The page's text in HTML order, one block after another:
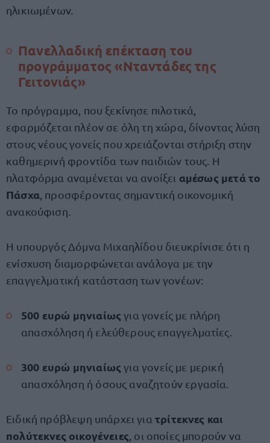
ηλικιωμένων.
Πανελλαδική επέκταση του
προγράμματος «Νταντάδες της
Γειτονιάς»
Το πρόγραμμα, που ξεκίνησε πιλοτικά,
εφαρμόζεται πλέον σε όλη τη χώρα, δίνοντας λύση
στους νέους γονείς που χρειάζονται στήριξη στην
καθημερινή φροντίδα των παιδιών τους. Η
πλατφόρμα αναμένεται να ανοίξει αμέσως μετά το
Πάσχα , προσφέροντας σημαντική οικονομική
ανακούφιση.
Η υπουργός Δόμνα Μιχαηλίδου διευκρίνισε ότι η
ενίσχυση διαμορφώνεται ανάλογα με την
επαγγελματική κατάσταση των γονέων:
500 ευρώ μηνιαίως για γονείς με πλήρη
απασχόληση ή ελεύθερους επαγγελματίες.
300 ευρώ μηνιαίως για γονείς με μερική
απασχόληση ή όσους αναζητούν εργασία.
Ειδική πρόβλεψη υπάρχει γιατρίτεκνες και
πολύτεκνες οικογένειες , οι οποίες μπορούν να